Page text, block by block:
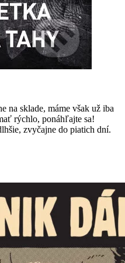
na sklade, máme však už iba
rýchlo, ponáhľajte sa!
zvyčajne do piatich dní.